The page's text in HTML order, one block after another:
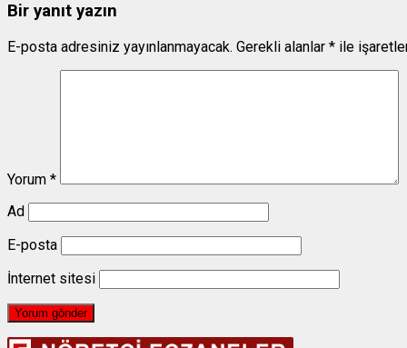
Bir yanıt yazın
E-posta adresiniz yayınlanmayacak. Gerekli alanlar * ile
Yorum *
Ad
E-posta
İnternet sitesi